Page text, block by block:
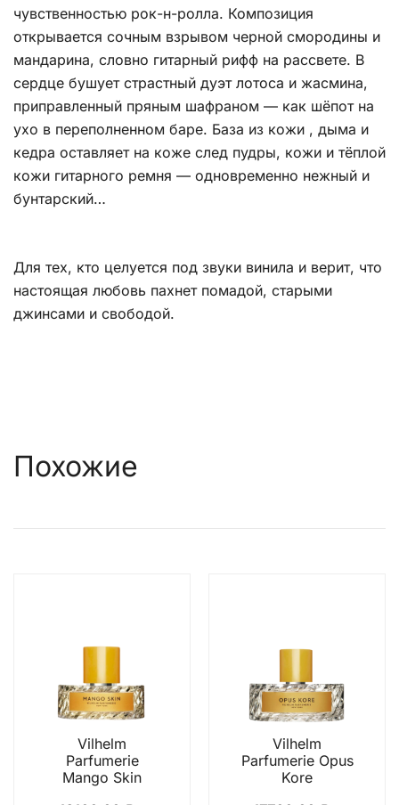
чувственностью рок-н-ролла. Композиция
открывается сочным взрывом черной смородины и
мандарина, словно гитарный рифф на рассвете. В
сердце бушует страстный дуэт лотоса и жасмина,
приправленный пряным шафраном — как шёпот на
ухо в переполненном баре. База из кожи , дыма и
кедра оставляет на коже след пудры, кожи и тёплой
кожи гитарного ремня — одновременно нежный и
бунтарский…
Для тех, кто целуется под звуки винила и верит, что
настоящая любовь пахнет помадой, старыми
джинсами и свободой.
Похожие
Vilhelm
Parfumerie
Mango Skin
Vilhelm
Parfumerie Opus
Kore